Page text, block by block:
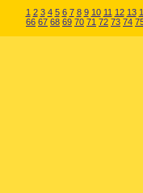
1 2 3 4 5 6 7 8 9 10 11 12 13
66 67 68 69 70 71 72 73 74